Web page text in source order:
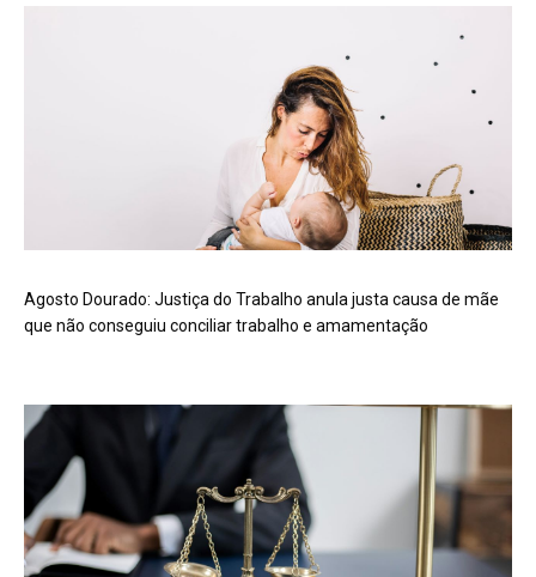
Agosto Dourado: Justiça do Trabalho anula justa causa de mãe
que não conseguiu conciliar trabalho e amamentação